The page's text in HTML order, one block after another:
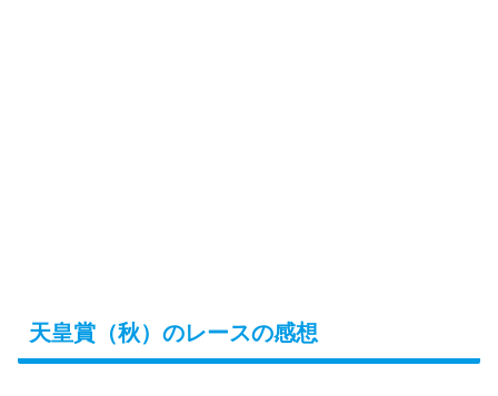
天皇賞（秋）のレースの感想